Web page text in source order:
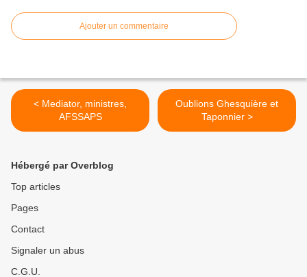
Ajouter un commentaire
< Mediator, ministres,
AFSSAPS
Oublions Ghesquière et
Taponnier >
Hébergé par Overblog
Top articles
Pages
Contact
Signaler un abus
C.G.U.